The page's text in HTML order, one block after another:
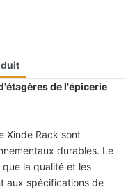
de l'épicerie
Xinde Rack sont
durables. Le
la qualité et les
aux spécifications de